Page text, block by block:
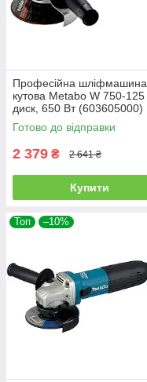
Професійна шліфмашина
кутова Metabo W 750-125
диск, 650 Вт (603605000)
Готово до відправки
2 379 ₴ 2 641 ₴
Купити
Топ –10%